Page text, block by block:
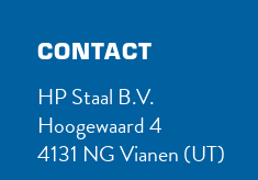
CONTACT
HP Staal B.V.
Hoogewaard 4
4131 NG Vianen (UT)